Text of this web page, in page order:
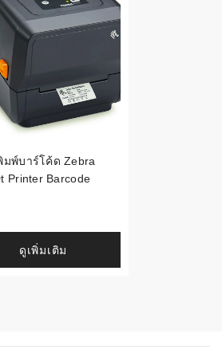
มพ์บาร์โค้ด Zebra
Printer Barcode
ดูเพิ่มเติม